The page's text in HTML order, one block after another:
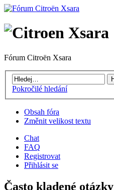
Fórum Citroën Xsara
Pokročilé hledání
Obsah fóra
Změnit velikost textu
Chat
FAQ
Registrovat
Přihlásit se
Často kladené otázky